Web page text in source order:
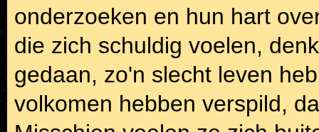
onderzoeken en hun hart
die zich schuldig voelen,
gedaan, zo'n slecht leven
volkomen hebben verspild,